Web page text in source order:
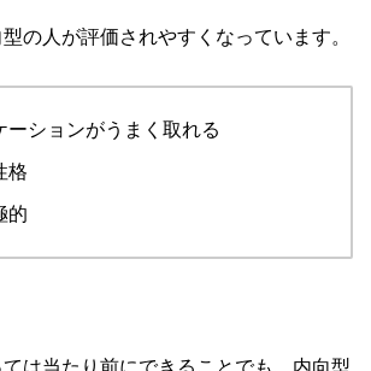
の人が評価されやすくなっています。
ーションがうまく取れる
格
的